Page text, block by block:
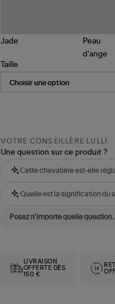
Taille
VOTRE CONSEILLÈRE LULLI
Une question sur ce produit ?
Cette chevalière est-elle
Quelle est la signification du
LIVRAISON
OFFERTE DÈS
150 €